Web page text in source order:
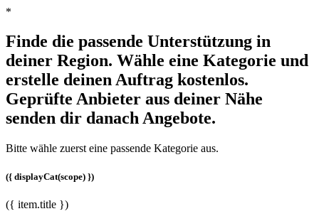
*
Finde die passende Unterstützung in
deiner Region. Wähle eine Kategorie und
erstelle deinen Auftrag kostenlos.
Geprüfte Anbieter aus deiner Nähe
senden dir danach Angebote.
Bitte wähle zuerst eine passende Kategorie aus.
({ displayCat(scope) })
({ item.title })